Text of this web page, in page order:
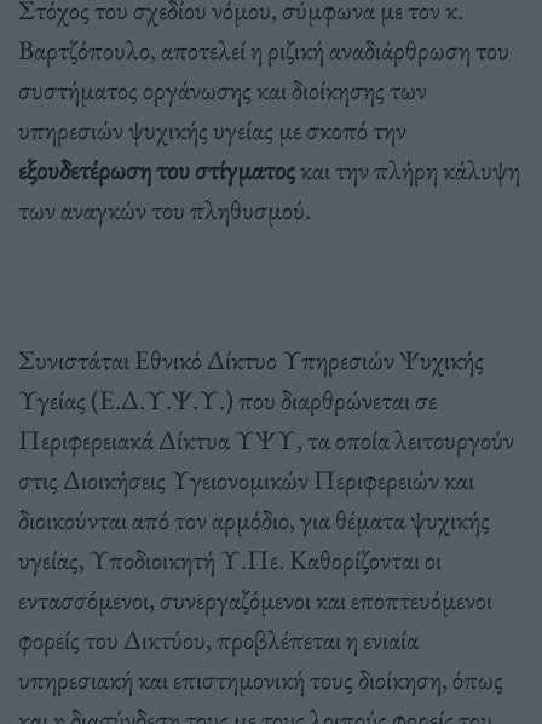
Στόχος του σχεδίου νόμου, σύμφωνα με τον κ.
Βαρτζόπουλο, αποτελεί η ριζική αναδιάρθρωση του
συστήματος οργάνωσης και διοίκησης των
υπηρεσιών ψυχικής υγείας με σκοπό την
εξουδετέρωση του στίγματοςκαι την πλήρη κάλυψη
των αναγκών του πληθυσμού.
Συνιστάται Εθνικό Δίκτυο Υπηρεσιών Ψυχικής
Υγείας (Ε.Δ.Υ.Ψ.Υ.) που διαρθρώνεται σε
Περιφερειακά Δίκτυα ΥΨΥ, τα οποία λειτουργούν
στις Διοικήσεις Υγειονομικών Περιφερειών και
διοικούνται από τον αρμόδιο, για θέματα ψυχικής
υγείας, Υποδιοικητή Υ.Πε. Καθορίζονται οι
εντασσόμενοι, συνεργαζόμενοι και εποπτευόμενοι
φορείς του Δικτύου, προβλέπεται η ενιαία
υπηρεσιακή και επιστημονική τους διοίκηση, όπως